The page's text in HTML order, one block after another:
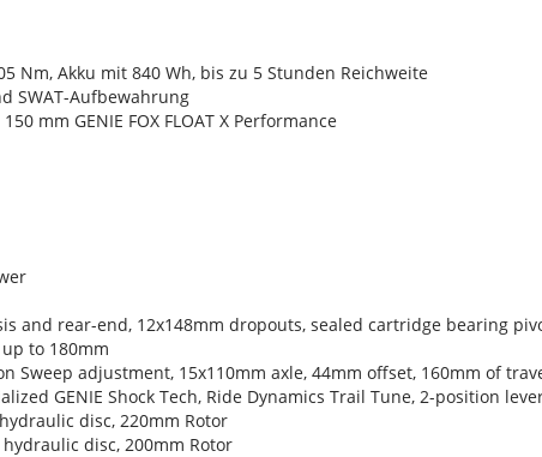
Nm, Akku mit 840 Wh, bis zu 5 Stunden Reichweite
SWAT-Aufbewahrung
mm GENIE FOX FLOAT X Performance
and rear-end, 12x148mm dropouts, sealed cartridge bearing
to 180mm
Sweep adjustment, 15x110mm axle, 44mm offset, 160mm of
GENIE Shock Tech, Ride Dynamics Trail Tune, 2-position
disc, 220mm Rotor
disc, 200mm Rotor